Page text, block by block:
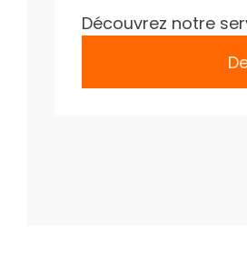
Découvrez notre